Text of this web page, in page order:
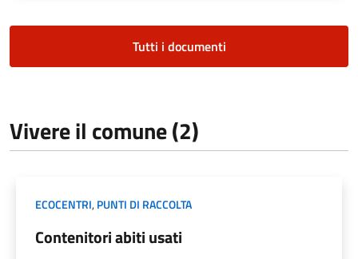
Tutti i documenti
Vivere il comune (2)
ECOCENTRI,PUNTI DI RACCOLTA
Contenitori abiti usati